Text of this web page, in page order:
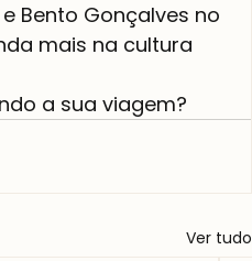
Bento Gonçalves no
mais na cultura
a sua viagem?
Ver tudo